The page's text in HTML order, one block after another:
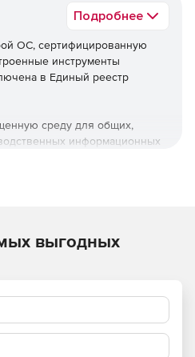
Подробнее
ОС, сертифицированную
инструменты
в Единый реестр
среду для общих,
информационных
программными
оборудования и
выгодных